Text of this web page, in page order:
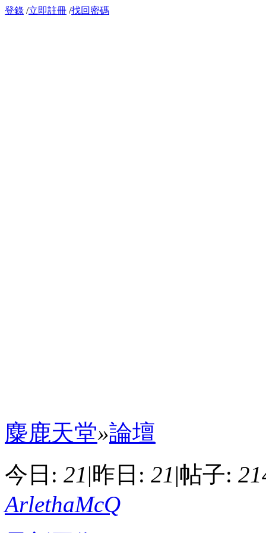
登錄 /立即註冊 /找回密碼
麋鹿天堂»論壇
今日: 21|昨日: 21|帖子:
ArlethaMcQ